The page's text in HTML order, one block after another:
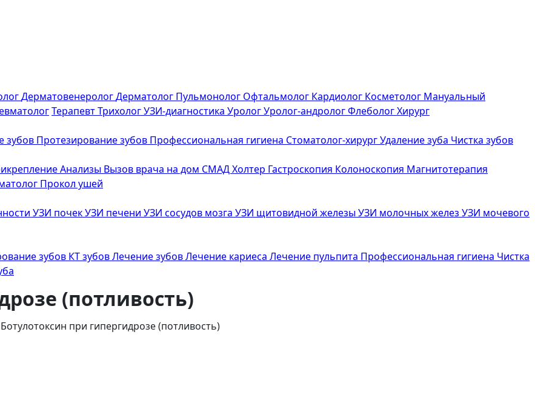
ДерматовенерологДерматолог Пульмонолог Офтальмолог Кардиолог Косметолог Мануальный
ТерапевтТрихологУЗИ-диагностика УрологУролог-андрологФлебологХирург
зубов Протезирование зубов Профессиональная гигиена Стоматолог-хирургУдаление зуба Чистка зубов
Анализы Вызов врача на дом СМАДХолтер Гастроскопия Колоноскопия Магнитотерапия
Прокол ушей
УЗИ почекУЗИ печени УЗИ сосудов мозга УЗИ щитовидной железыУЗИ молочных желез УЗИ мочевого
зубов КТ зубовЛечение зубовЛечение кариеса Лечение пульпита Профессиональная гигиена Чистка
(потливость)
Ботулотоксин при гипергидрозе (потливость)